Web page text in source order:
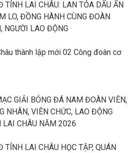
TỈNH LAI CHÂU: LAN TỎA DẤU ẤN
LO, ĐỒNG HÀNH CÙNG ĐOÀN
NGƯỜI LAO ĐỘNG
thành lập mới 02 Công đoàn cơ
GIẢI BÓNG ĐÁ NAM ĐOÀN VIÊN,
NHÂN, VIÊN CHỨC, LAO ĐỘNG
LAI CHÂU NĂM 2026
TỈNH LAI CHÂU HỌC TẬP, QUÁN